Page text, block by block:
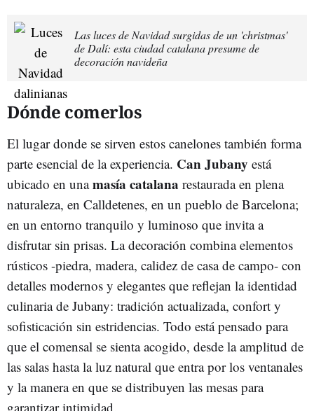
Las luces de Navidad surgidas de un 'christmas'
de Dalí: esta ciudad catalana presume de
decoración navideña
Dónde comerlos
El lugar donde se sirven estos canelones también forma
parte esencial de la experiencia. Can Jubany está
ubicado en unamasía catalana restaurada en plena
naturaleza, en Calldetenes, en un pueblo de Barcelona;
en un entorno tranquilo y luminoso que invita a
disfrutar sin prisas. La decoración combina elementos
rústicos -piedra, madera, calidez de casa de campo- con
detalles modernos y elegantes que reflejan la identidad
culinaria de Jubany: tradición actualizada, confort y
sofisticación sin estridencias. Todo está pensado para
que el comensal se sienta acogido, desde la amplitud de
las salas hasta la luz natural que entra por los ventanales
y la manera en que se distribuyen las mesas para
garantizar intimidad.